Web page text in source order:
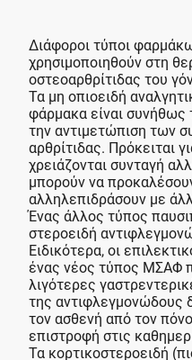
Διάφοροι τύποι
χρησιμοποιηθούν στη
οστεοαρθρίτιδας του
Τα μη οπιοειδή
φάρμακα είναι συνήθως
την αντιμετώπιση των
αρθρίτιδας. Πρόκειται
χρειάζονται συνταγή
μπορούν να
αλληλεπιδράσουν με
Ένας άλλος τύπος
στεροειδή
Ειδικότερα, οι
ένας νέος τύπος ΜΣΑΦ
λιγότερες
της αντιφλεγμονώδους
τον ασθενή από τον
επιστροφή στις
Τα κορτικοστεροειδή